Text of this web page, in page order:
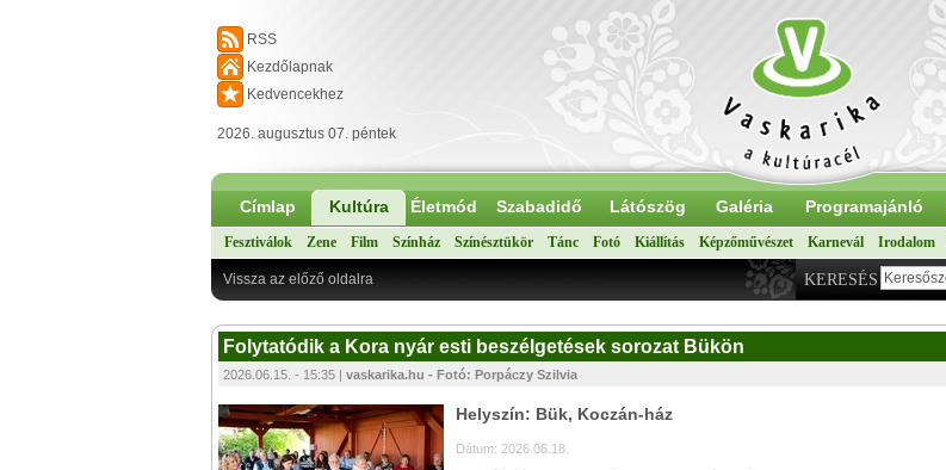
RSS
Kezdőlapnak
Kedvencekhez
2026. augusztus 07. péntek
Címlap Kultúra Életmód Szabadidő Látószög Galéria Programajánló
Fesztiválok Zene Film Színház Színésztükör Tánc Fotó Kiállítás Képzőművészet Karnevál Irodalom
KERESÉS
Vissza az előző oldalra
Folytatódik a Kora nyár esti beszélgetések sorozat Bükön
2026.06.15. - 15:35 | vaskarika.hu - Fotó: Porpáczy Szilvia
Helyszín: Bük, Koczán-ház
Dátum: 2026.06.18.